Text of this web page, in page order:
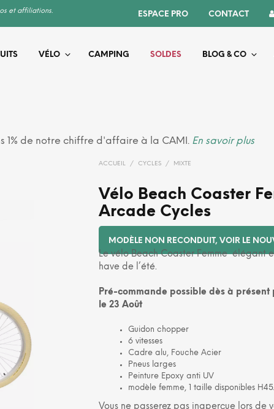
et affiliations. ESPACE PRO CONTACT
VÉLO CAMPING SOLDES BLOG & CO
1% de notre chiffre d'affaire à la CAMI. En savoir plus
ACCUEIL / CYCLES / MIXTE
Vélo Beach Coaster
Arcade Cycles
MODÈLE NON RECONDUIT, VOIR LE
Le vélo Beach Coaster Femme élégant
have de l’été.
Pré-commande possible dès à présent
le 23 Août
Guidon chopper
6 vitesses
Cadre alu, Fouche Acier
Pneus larges
Peinture Epoxy anti UV
modèle femme, 1 taille disponibles H45.
Vous ne passerez pas inaperçue lors de